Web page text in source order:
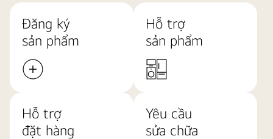
Đăng ký
sản phẩm
Hỗ trợ
sản phẩm
Hỗ trợ
đặt hàng
Yêu cầu
sửa chữa